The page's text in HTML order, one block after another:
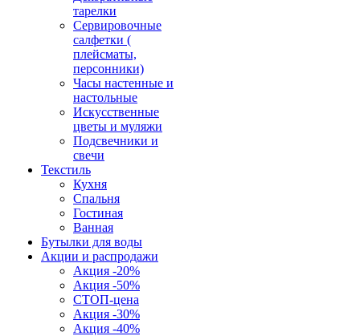
тарелки
Сервировочные
салфетки (
плейсматы,
персонники)
Часы настенные и
настольные
Искусственные
цветы и муляжи
Подсвечники и
свечи
Текстиль
Кухня
Спальня
Гостиная
Ванная
Бутылки для воды
Акции и распродажи
Акция -20%
Акция -50%
СТОП-цена
Акция -30%
Акция -40%